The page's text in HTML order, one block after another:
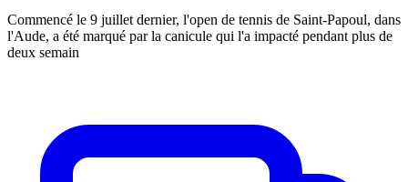
Commencé le 9 juillet dernier, l'open de tennis de Saint-Papoul, dans
l'Aude, a été marqué par la canicule qui l'a impacté pendant plus de
deux semain